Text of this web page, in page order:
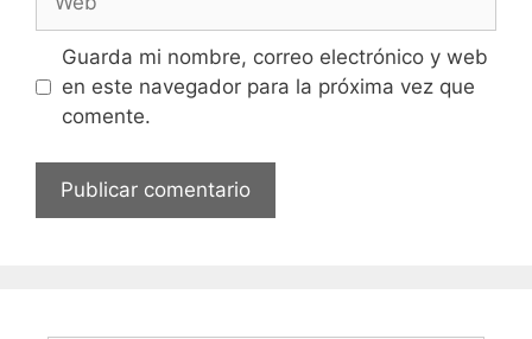
Guarda mi nombre, correo electrónico y web
en este navegador para la próxima vez que
comente.